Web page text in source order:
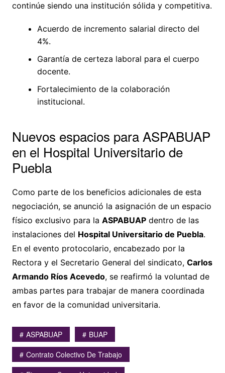
continúe siendo una institución sólida y competitiva.
Acuerdo de incremento salarial directo del
4%.
Garantía de certeza laboral para el cuerpo
docente.
Fortalecimiento de la colaboración
institucional.
Nuevos espacios para ASPABUAP
en el Hospital Universitario de
Puebla
Como parte de los beneficios adicionales de esta
negociación, se anunció la asignación de un espacio
físico exclusivo para la ASPABUAPdentro de las
instalaciones del Hospital Universitario de Puebla.
En el evento protocolario, encabezado por la
Rectora y el Secretario General del sindicato, Carlos
Armando Ríos Acevedo, se reafirmó la voluntad de
ambas partes para trabajar de manera coordinada
en favor de la comunidad universitaria.
ASPABUAP
BUAP
Contrato Colectivo De Trabajo